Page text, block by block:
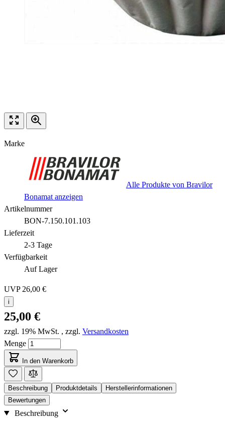
Marke
Alle Produkte von Bravilor
Bonamat anzeigen
Artikelnummer
BON-7.150.101.103
Lieferzeit
2-3 Tage
Verfügbarkeit
Auf Lager
UVP 26,00 €
i
25,00 €
zzgl. 19% MwSt. , zzgl. Versandkosten
Menge
In den Warenkorb
Beschreibung Produktdetails
Herstellerinformationen
Bewertungen
Beschreibung